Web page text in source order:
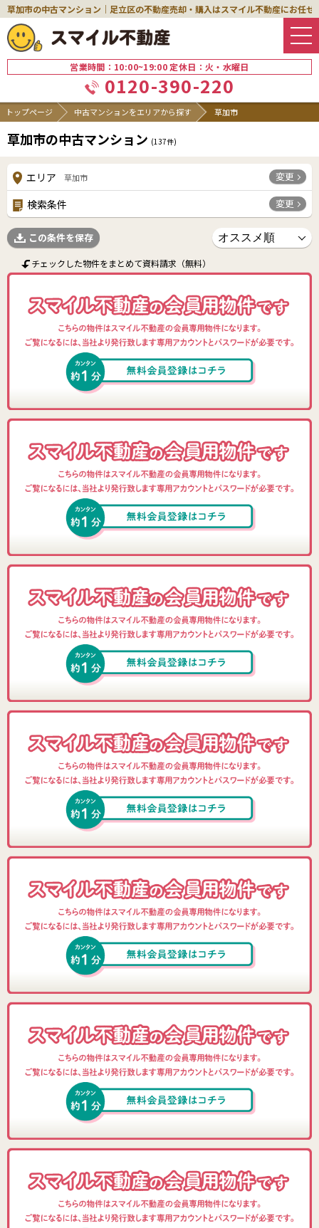
草加市の中古マンション｜足立区の不動産売却・購入はスマイル不動産にお任せ
営業時間：10:00~19:00 定休日：火・水曜日
0120-390-220
トップページ 中古マンションをエリアから探す 草加市
草加市の中古マンション (137件)
エリア 草加市 変更
検索条件 変更
この条件を保存
チェックした物件をまとめて資料請求（無料）